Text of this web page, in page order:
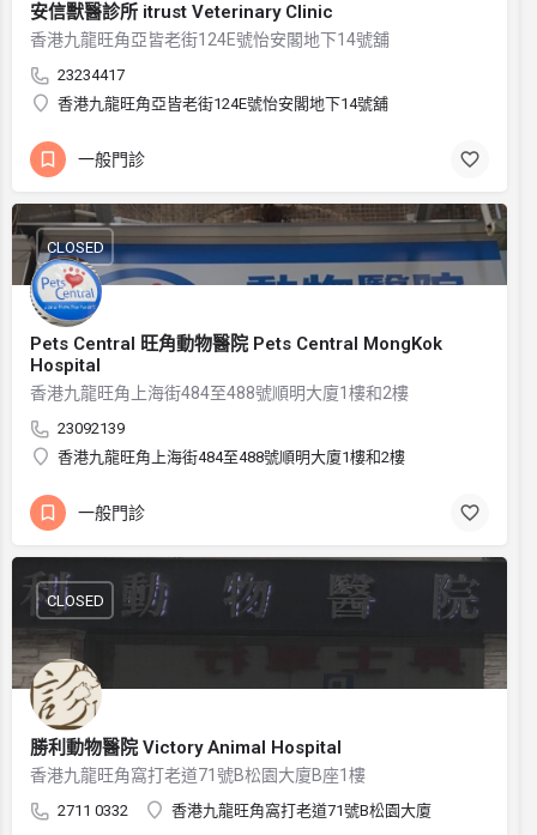
安信獸醫診所 itrust Veterinary Clinic
香港九龍旺角亞皆老街124E號怡安閣地下14號舖
23234417
香港九龍旺角亞皆老街124E號怡安閣地下14號舖
一般門診
Pets Central 旺角動物醫院 Pets Central MongKok
Hospital
香港九龍旺角上海街484至488號順明大廈1樓和2樓
23092139
香港九龍旺角上海街484至488號順明大廈1樓和2樓
CLOSED
一般門診
勝利動物醫院 Victory Animal Hospital
香港九龍旺角窩打老道71號B松園大廈B座1樓
2711 0332 香港九龍旺角窩打老道71號B松園大廈
CLOSED